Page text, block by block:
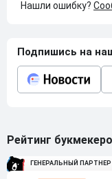
Нашли ошибку?
Подпишись на
Рейтинг
ГЕНЕРАЛЬНЫЙ ПАРТНЕР